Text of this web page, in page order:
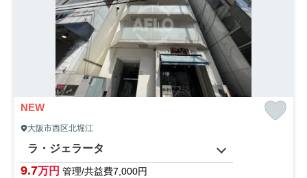
NEW
大阪市西区北堀江
ラ・ジェラータ
9.7万円 管理/共益費7,000円